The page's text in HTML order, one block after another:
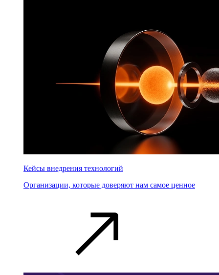
Кейсы внедрения технологий
Организации, которые доверяют нам самое ценное